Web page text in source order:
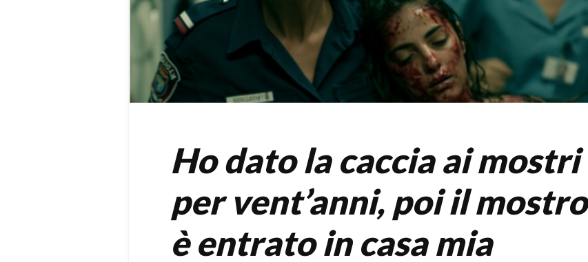
Ho dato la caccia ai mostri
per vent’anni, poi il mostro
è entrato in casa mia